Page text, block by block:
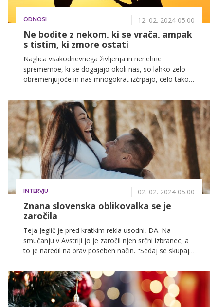
ODNOSI 12. 02. 2024 05.00
Ne bodite z nekom, ki se vrača, ampak
s tistim, ki zmore ostati
Naglica vsakodnevnega življenja in nenehne
spremembe, ki se dogajajo okoli nas, so lahko zelo
obremenjujoče in nas mnogokrat izčrpajo, celo tako
kako pomembno, da imamo ob sebi ljudi, ki bodo
ostali v našem življenju, ne samo takrat, ko blestimo,
ampak tudi, takrat ko pademo. In čeprav se sliši
preprosto, mogoče je nekoč bilo, se zdi, da je danes
težko najti vrednega partnerja, s katerim bomo imeli
vez, ki se ne bo pretrgala znova in znova, kot da bi se
nenehno bojevali z mlini na veter, večen boj, v
katerem pravzaprav ne moremo zmagati.
INTERVJU 02. 02. 2024 05.00
Znana slovenska oblikovalka se je
zaročila
Teja Jeglič je pred kratkim rekla usodni, DA. Na
smučanju v Avstriji jo je zaročil njen srčni izbranec, a
to je naredil na prav poseben način. "Sedaj se skupaj
je bilo," nam je zaupala uspešna modna oblikovalka,
ki ne more več skrivati svoje sreče. Več o tem in
njenih modnih navdihih, pa si lahko preberete v
nadaljevanju.